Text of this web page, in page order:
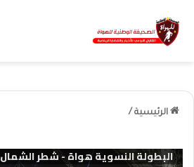
الرئيسية /
البطولة النسوية هواة - شطر الشمال 2025-2026